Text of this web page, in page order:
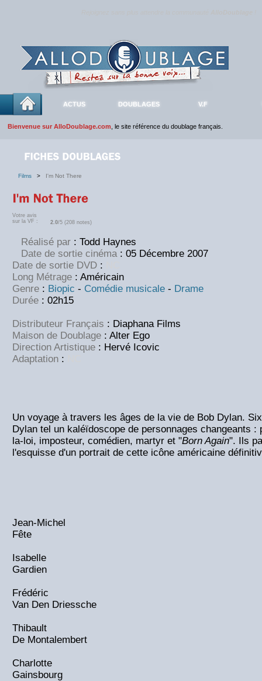
ACTUS DOUBLAGES V.F
Bienvenue sur AlloDoublage.com , le site référence du doublage français.
Films > I'm Not There
Votre avis
sur la VF :
2.0/5 (208 notes)
Réalisé par : Todd Haynes
Date de sortie cinéma : 05 Décembre 2007
Date de sortie DVD :
Long Métrage : Américain
Genre : Biopic - Comédie musicale - Drame
Durée : 02h15
Distributeur Français : Diaphana Films
Maison de Doublage : Alter Ego
Direction Artistique : Hervé Icovic
Adaptation :
Un voyage à travers les âges de la vie de Bob Dylan.
Dylan tel un kaléïdoscope de personnages changeants :
la-loi, imposteur, comédien, martyr et "Born Again". Ils
l'esquisse d'un portrait de cette icône américaine
Jean-Michel
Fête
Isabelle
Gardien
Frédéric
Van Den Driessche
Thibault
De Montalembert
Charlotte
Gainsbourg